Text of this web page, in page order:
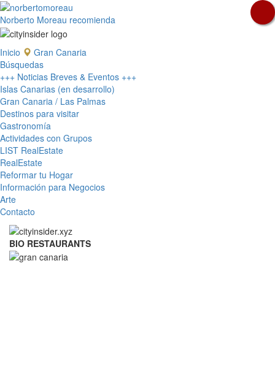
Norberto Moreau recomienda
Inicio
Gran Canaria
Búsquedas
+++ Noticias Breves & Eventos +++
Islas Canarias (en desarrollo)
Gran Canaria / Las Palmas
Destinos para visitar
Gastronomía
Actividades con Grupos
LIST RealEstate
RealEstate
Reformar tu Hogar
Información para Negocios
Arte
Contacto
BIO RESTAURANTS